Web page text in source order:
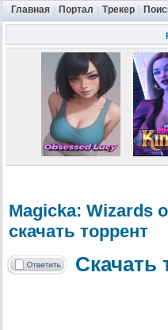
Главная Портал Трекер
Magicka: Wizards
скачать торрент
Скачать